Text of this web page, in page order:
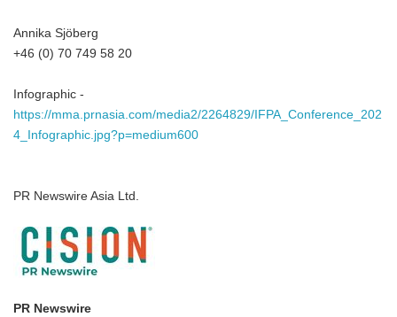
Annika Sjöberg
+46 (0) 70 749 58 20
Infographic -
https://mma.prnasia.com/media2/2264829/IFPA_Conference_202
4_Infographic.jpg?p=medium600
PR Newswire Asia Ltd.
PR Newswire